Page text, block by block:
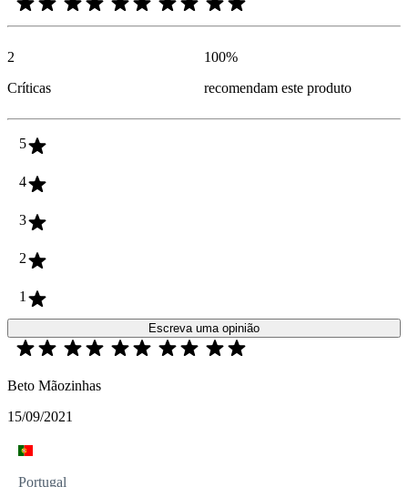
2
Críticas
100%
recomendam este produto
5
4
3
2
1
Escreva uma opinião
Beto Mãozinhas
15/09/2021
Portugal